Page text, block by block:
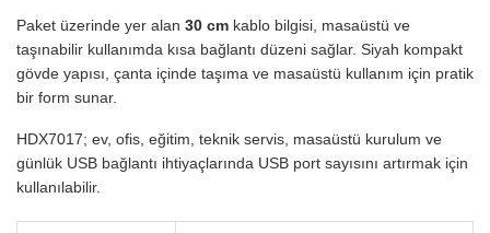
Paket üzerinde yer alan 30 cm kablo bilgisi, masaüstü ve
taşınabilir kullanımda kısa bağlantı düzeni sağlar. Siyah kompakt
gövde yapısı, çanta içinde taşıma ve masaüstü kullanım için pratik
bir form sunar.
HDX7017; ev, ofis, eğitim, teknik servis, masaüstü kurulum ve
günlük USB bağlantı ihtiyaçlarında USB port sayısını artırmak için
kullanılabilir.